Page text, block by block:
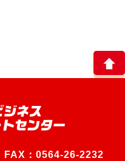
FAX：0564-26-2232